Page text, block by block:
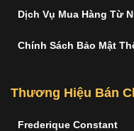
Dịch Vụ Mua Hàng Từ
Chính Sách Bảo Mật
Thương Hiệu Bán
Frederique Constant